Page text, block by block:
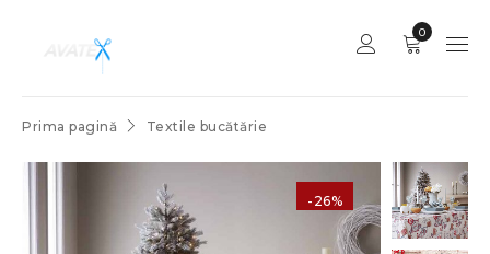
0
Prima pagină Textile bucătărie
-26%